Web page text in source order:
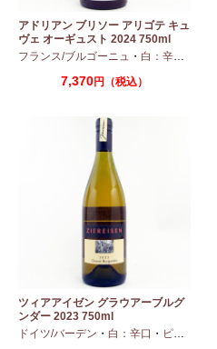
シャルドネ
アドリアン ブリソー アリゴテ キュ
ヴェ オーギュスト 2024 750ml
フランス/ブルゴーニュ ・ 白：辛口
7,370円（税込）
ツィアアイゼン グラウアーブルグ
ンダー 2023 750ml
ドイツ/バーデン ・ 白：辛口 ・ ピノグリ